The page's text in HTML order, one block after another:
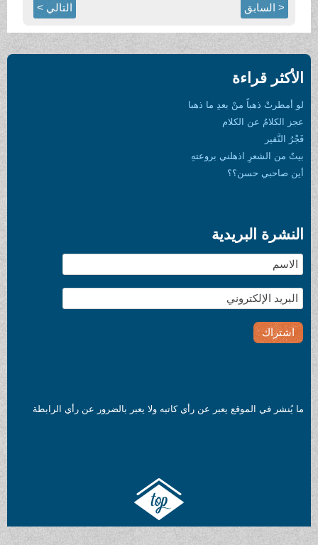
< السابق التالي >
الأكثر قراءة
لو أمطرتْ ذهباً منْ بعدِ ما ذهبا
عجز الكلامُ عن الكلام
فَجْرُ النَّفير
بيتٌ من الشعرِ اذهلني بروعتهِ
أين صاحبي حسن؟؟
النشرة البريدية
ما يُنشر في الموقع يعبر عن رأي كاتبه ولا يعبر بالضرور عن رأي الرابطة